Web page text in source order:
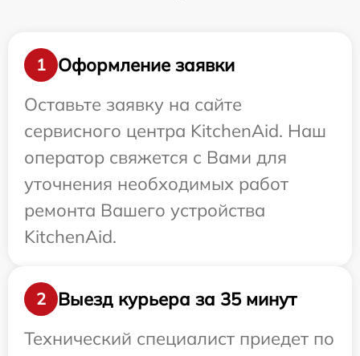
1
Оформление заявки
Оставьте заявку на сайте
сервисного центра KitchenAid. Наш
оператор свяжется с Вами для
уточнения необходимых работ
ремонта Вашего устройства
KitchenAid.
2
Выезд курьера за 35 минут
Технический специалист приедет по